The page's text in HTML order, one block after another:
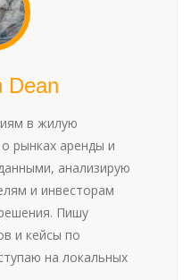
Dean
в жилую
рынках аренды и
анализирую
и инвесторам
Пишу
и кейсы по
на локальных